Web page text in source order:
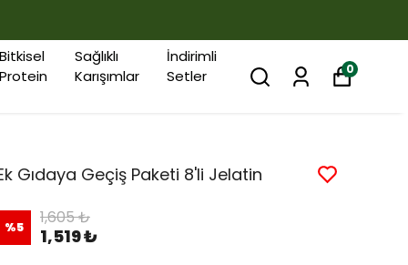
Bitkisel
Protein
Sağlıklı
Karışımlar
İndirimli
Setler
0
Gıdaya Geçiş Paketi 8'li Jelatin
%5 1,605 ₺
1,519 ₺